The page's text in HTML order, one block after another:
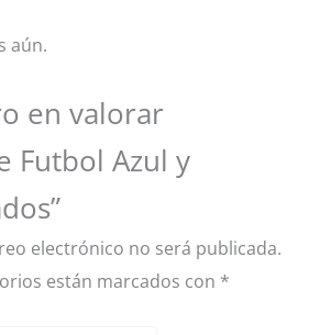
aún.
en valorar
Futbol Azul y
electrónico no será publicada.
están marcados con *